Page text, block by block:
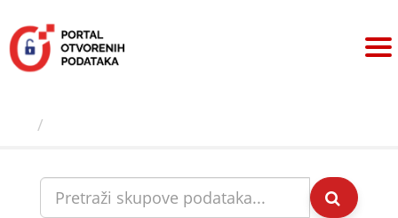
sadržaj